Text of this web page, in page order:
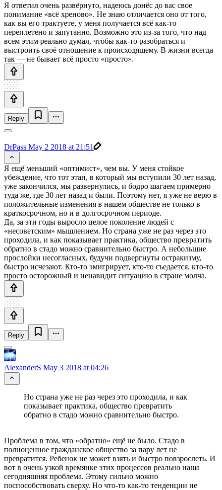
Я ответил очень развёрнуто, надеюсь донёс до вас свое
понимание «всё хреново». Не знаю отличается оно от того,
как вы его трактуете, у меня получается всё как-то
переплетено и запутанно. Возможно это из-за того, что над
всем этим реально думал, чтобы как-то разобраться и
выстроить своё отношение к происходящему. В жизни всегда
так — не бывает всё просто «просто».
Reply
DrPass May 2 2018 at 21:51
Я ещё меньший «оптимист», чем вы. У меня стойкое
убеждение, что тот этап, в который мы вступили 30 лет назад,
уже закончился, мы развернулись, и бодро шагаем примерно
туда же, где 30 лет назад и были. Поэтому нет, я уже не верю в
положительные изменения в нашем обществе не только в
краткосрочном, но и в долгосрочном периоде.
Да, за эти годы выросло целое поколение людей с
«несоветским» мышлением. Но страна уже не раз через это
проходила, и как показывает практика, общество превратить
обратно в стадо можно сравнительно быстро. А небольшие
прослойки несогласных, будучи подвергнуты остракизму,
быстро исчезают. Кто-то эмигрирует, кто-то съедается, кто-то
просто осторожный и ненавидит ситуацию в стране молча.
Reply
AlexanderS May 3 2018 at 04:26
Но страна уже не раз через это проходила, и как
показывает практика, общество превратить
обратно в стадо можно сравнительно быстро.
Проблема в том, что «обратно» ещё не было. Стадо в
полноценное гражданское общество за пару лет не
превратится. Ребенок не может взять и быстро повзрослеть. И
вот в очень узкой времянке этих процессов реально наша
сегодняшняя проблема. Этому сильно можно
поспособствовать сверху. Но что-то как-то тенденции не